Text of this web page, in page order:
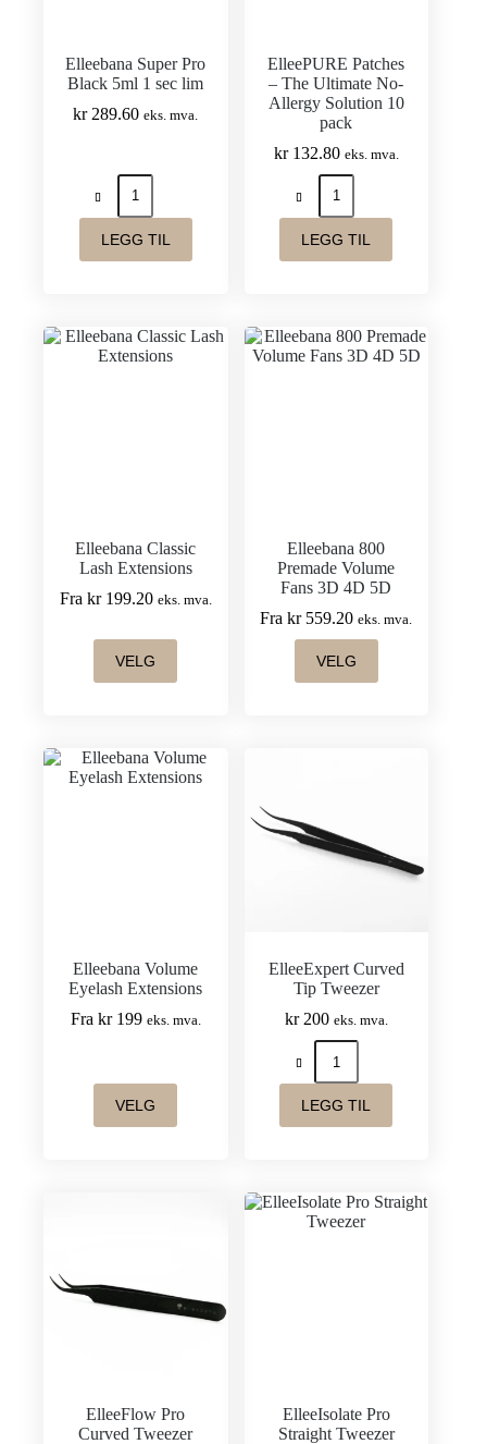
Skånsom primer og limfjerner
Profesjonell standard – utviklet
Med Elleebana Lash Extensions får
Elleebana Super Pro
Black 5ml 1 sec lim
kr289.60 eks. mva.
Elleebana
Super
Pro
Black
antall
LEGG TIL
ElleePURE Patches
– The Ultimate No-
Allergy Solution 10
pack
kr132.80 eks. mva.
ElleePURE
Patches
–
The
10
pack
antall
LEGG TIL
Elleebana Classic
Lash Extensions
Fra kr199.20 eks. mva.
VELGproduktet
har
kan
velges
Elleebana 800
Premade Volume
Fans 3D 4D 5D
Frakr559.20 eks. mva.
VELGproduktet
har
Elleebana Volume
Eyelash Extensions
Fra kr199 eks. mva.
VELGproduktet
har
ElleeExpert Curved
Tip Tweezer
kr200 eks. mva.
ElleeExpert
Curved
Tip
Tweezer
LEGG TIL
ElleeFlow Pro
Curved Tweezer
ElleeIsolate Pro
Straight Tweezer